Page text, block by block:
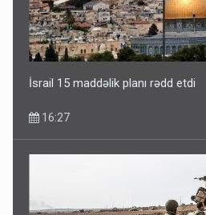
İsrail 15 maddəlik planı rədd etdi
16:27